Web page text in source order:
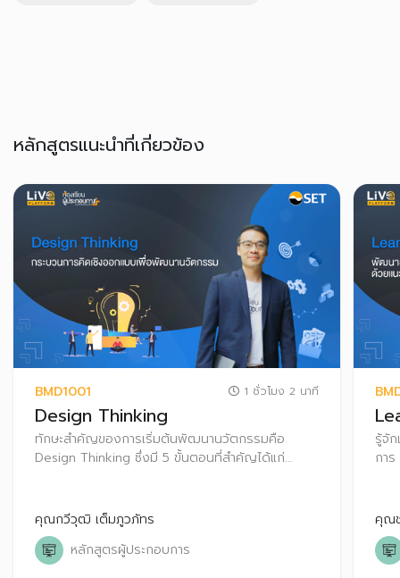
หลักสูตรแนะนำที่เกี่ยวข้อง
BMD1001 1 ชั่วโมง 2 นาที
Design Thinking
ทักษะสำคัญของการเริ่มต้นพัฒนานวัตกรรมคือ
Design Thinking ซึ่งมี 5 ขั้นตอนที่สำคัญได้แก่
คุณกวีวุฒิ เต็มภูวภัทร
หลักสูตรผู้ประกอบการ
รู้จั
กา
คุณ